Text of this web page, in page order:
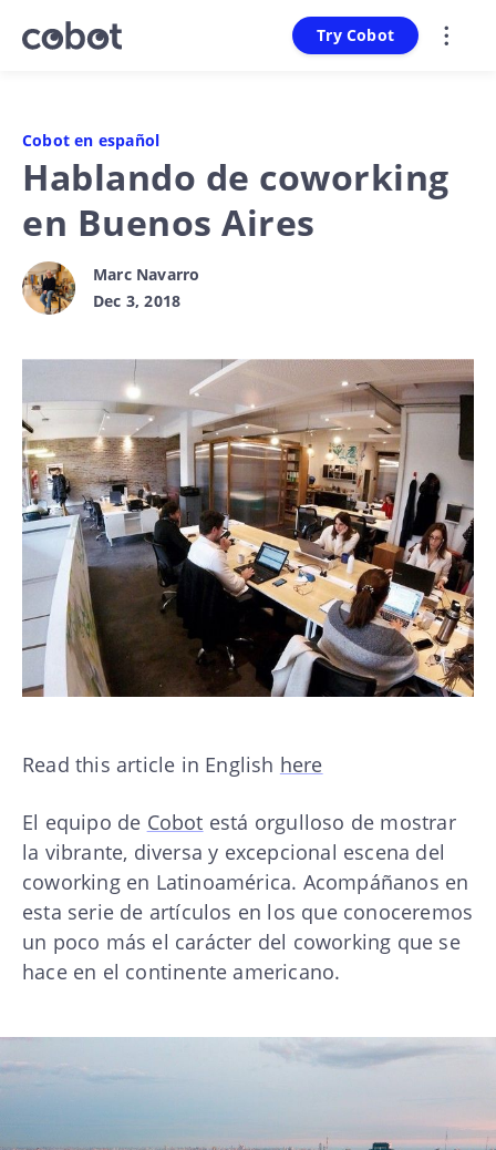
Try Cobot
Cobot en español
Hablando de coworking
en Buenos Aires
Marc Navarro
Dec 3, 2018
Read this article in English here
El equipo de Cobot está orgulloso de mostrar
la vibrante, diversa y excepcional escena del
coworking en Latinoamérica. Acompáñanos en
esta serie de artículos en los que conoceremos
un poco más el carácter del coworking que se
hace en el continente americano.